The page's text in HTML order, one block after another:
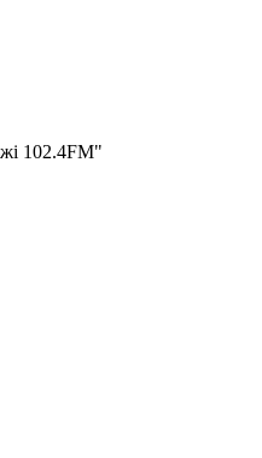
102.4FM"